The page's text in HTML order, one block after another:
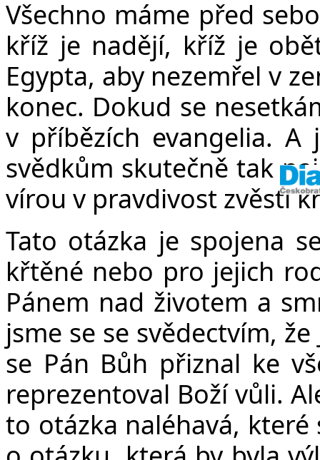
Všechno máme před
kříž je nadějí, kříž je
Egypta, aby nezemřel v
konec. Dokud se
v příbězích evangelia.
svědkům skutečně tak
vírou v pravdivost zvěsti
Tato otázka je spojena
křtěné nebo pro jejich
Pánem nad životem a
jsme se se svědectvím,
se Pán Bůh přiznal ke
reprezentoval Boží vůli.
to otázka naléhavá,